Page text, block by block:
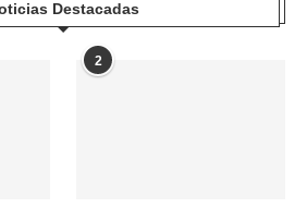
Destacadas
2